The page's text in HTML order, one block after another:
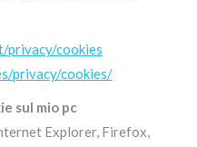
privacy/cookies
privacy/cookies/
sul mio pc
Explorer, Firefox,